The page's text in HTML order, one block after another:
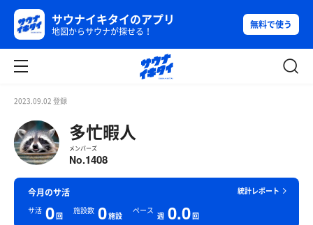
サウナイキタイのアプリ
地図からサウナが探せる！
無料で使う
2023.09.02 登録
多忙暇人
メンバーズ
No.1408
統計レポート
今月のサ活
サ活 0回
施設数 0施設
ペース
週 0.0回